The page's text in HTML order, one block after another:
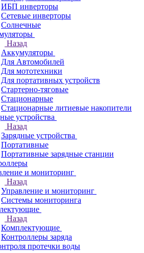
ИБП инверторы
Сетевые инверторы
Солнечные
Назад
Аккумуляторы
Для Автомобилей
Для мототехники
Для портативных устройств
Стартерно-тяговые
Стационарные
Стационарные литиевые накопители
устройства
Назад
Зарядные устройства
Портативные
Портативные зарядные станции
и мониторинг
Назад
Управление и мониторинг
Системы мониторинга
Назад
Комплектующие
Контроллеры заряда
протечки воды